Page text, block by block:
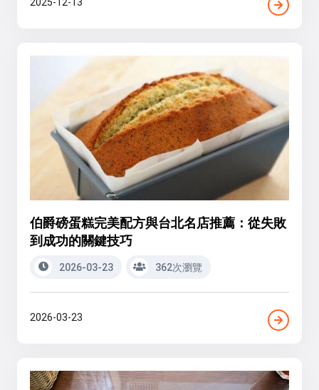
伯爵磅蛋糕完美配方與台北名店推薦：從失敗
到成功的關鍵技巧
2026-03-23 362次瀏覽
2026-03-23